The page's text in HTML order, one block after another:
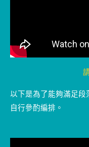
以下是為了能夠滿足段
自行參酌編排。